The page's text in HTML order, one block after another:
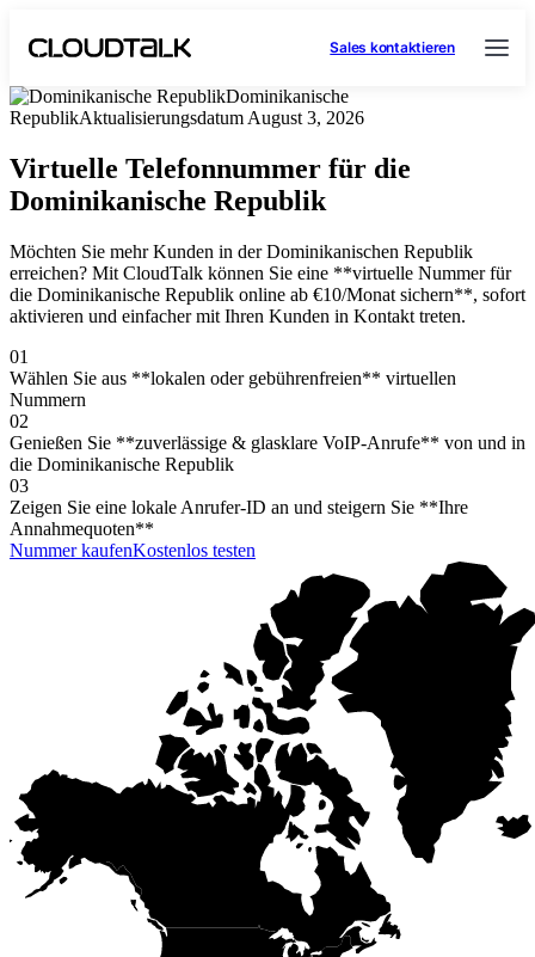
Sales kontaktieren
Dominikanische
RepublikAktualisierungsdatum August 3, 2026
Virtuelle Telefonnummer für die
Dominikanische Republik
Möchten Sie mehr Kunden in der Dominikanischen Republik
erreichen? Mit CloudTalk können Sie eine **virtuelle Nummer für
die Dominikanische Republik online ab €10/Monat sichern**, sofort
aktivieren und einfacher mit Ihren Kunden in Kontakt treten.
01
Wählen Sie aus **lokalen oder gebührenfreien** virtuellen
Nummern
02
Genießen Sie **zuverlässige & glasklare VoIP-Anrufe** von und in
die Dominikanische Republik
03
Zeigen Sie eine lokale Anrufer-ID an und steigern Sie **Ihre
Annahmequoten**
Nummer kaufenKostenlos testen